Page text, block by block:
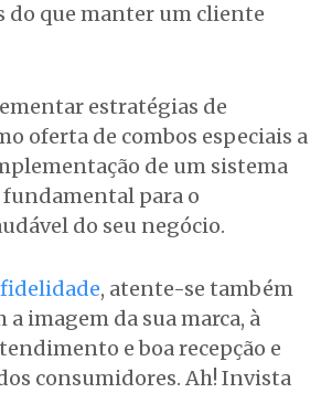
do que manter um cliente
estratégias de
oferta de combos especiais a
de um sistema
para o
do seu negócio.
, atente-se também
a imagem da sua marca, à
e boa recepção e
consumidores. Ah! Invista